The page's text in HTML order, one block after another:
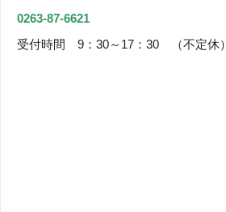
0263-87-6621
受付時間 9：30～17：30 （不定休）